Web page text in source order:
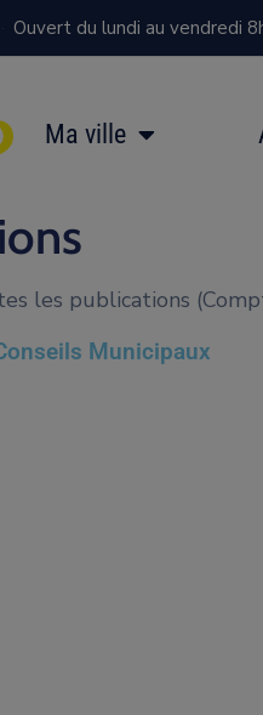
Ouvert du lundi au vendredi
Ma ville
les publications
Municipaux